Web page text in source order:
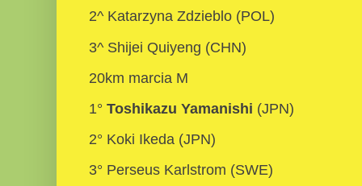
2^ Katarzyna Zdzieblo (POL)
3^ Shijei Quiyeng (CHN)
20km marcia M
1° Toshikazu Yamanishi (JPN)
2° Koki Ikeda (JPN)
3° Perseus Karlstrom (SWE)